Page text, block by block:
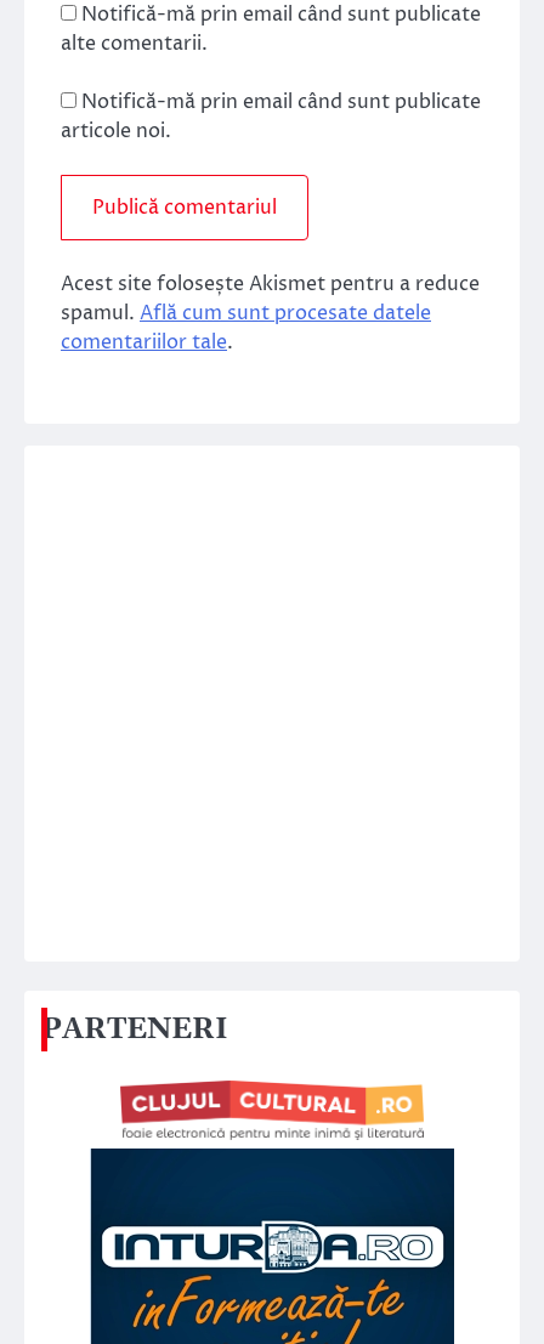
Notifică-mă prin email când sunt publicate
alte comentarii.
Notifică-mă prin email când sunt publicate
articole noi.
Acest site folosește Akismet pentru a reduce
spamul. Află cum sunt procesate datele
comentariilor tale.
PARTENERI